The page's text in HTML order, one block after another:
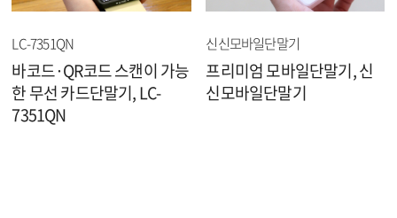
LC-7351QN
바코드·QR코드 스캔이 가능
한 무선 카드단말기, LC-
7351QN
신신모바일단말기
프리미엄 모바일단말기, 신
신모바일단말기